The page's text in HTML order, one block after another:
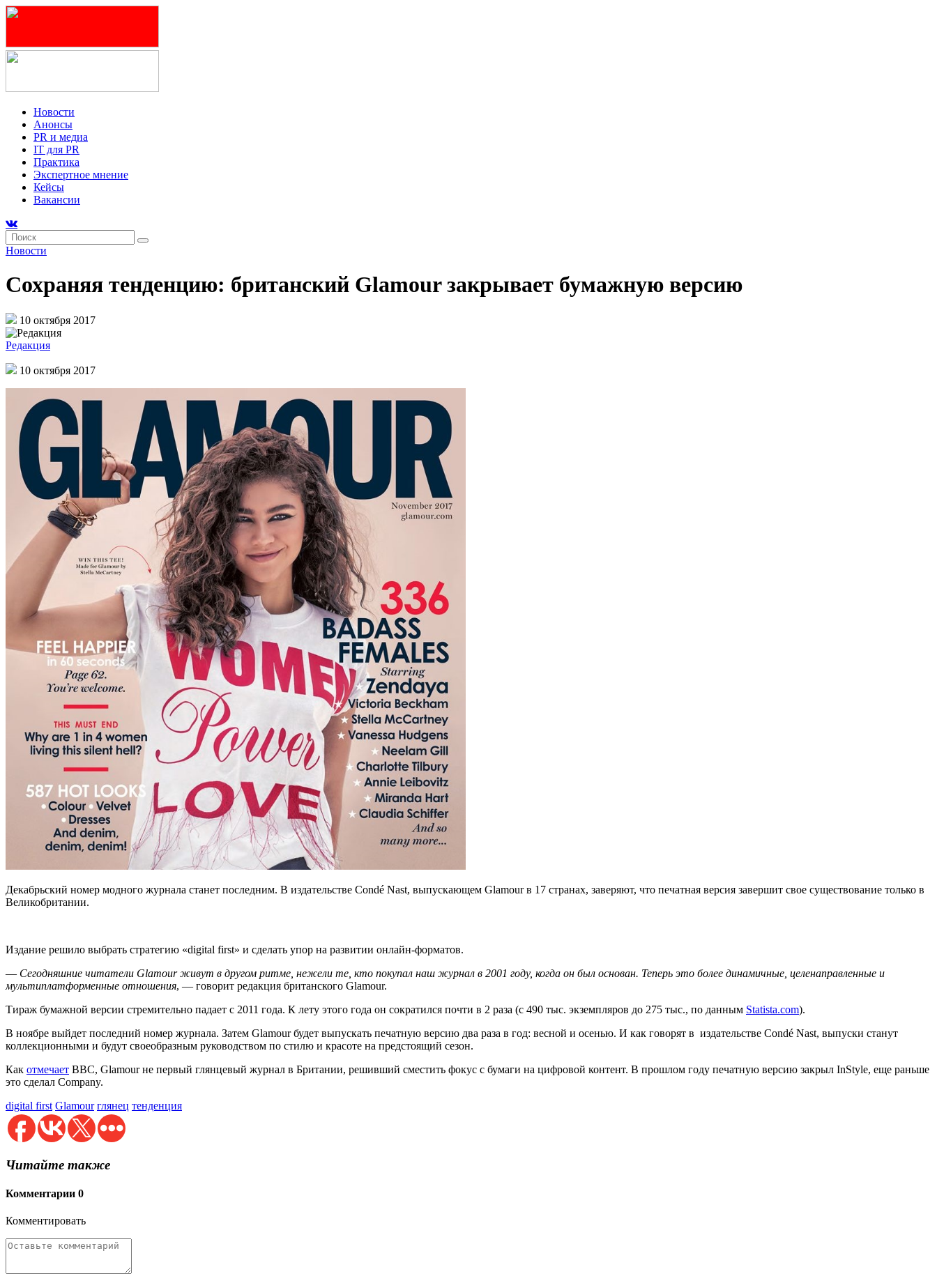
Новости
Анонсы
PR и медиа
IT для PR
Практика
Экспертное мнение
Кейсы
Вакансии
Новости
Сохраняя тенденцию: британский Glamour закрывает бумажную версию
10 октября 2017
Редакция
10 октября 2017
Декабрьский номер модного журнала станет последним. В издательстве Condé Nast, выпускающем Glamour в 17 странах, заверяют, что печатная версия завершит свое существование только в
Великобритании.
Издание решило выбрать стратегию «digital first» и сделать упор на развитии онлайн-форматов.
— Сегодняшние читатели Glamour живут в другом ритме, нежели те, кто покупал наш журнал в 2001 году, когда он был основан. Теперь это более динамичные, целенаправленные и
мультиплатформенные отношения, — говорит редакция британского Glamour.
Тираж бумажной версии стремительно падает с 2011 года. К лету этого года он сократился почти в 2 раза (с 490 тыс. экземпляров до 275 тыс., по данным Statista.com).
В ноябре выйдет последний номер журнала. Затем Glamour будет выпускать печатную версию два раза в год: весной и осенью. И как говорят в издательстве Condé Nast, выпуски станут
коллекционными и будут своеобразным руководством по стилю и красоте на предстоящий сезон.
Как отмечает BBC, Glamour не первый глянцевый журнал в Британии, решивший сместить фокус с бумаги на цифровой контент. В прошлом году печатную версию закрыл InStyle, еще раньше
это сделал Company.
digital first Glamour глянец тенденция
Читайте также
Комментарии 0
Комментировать